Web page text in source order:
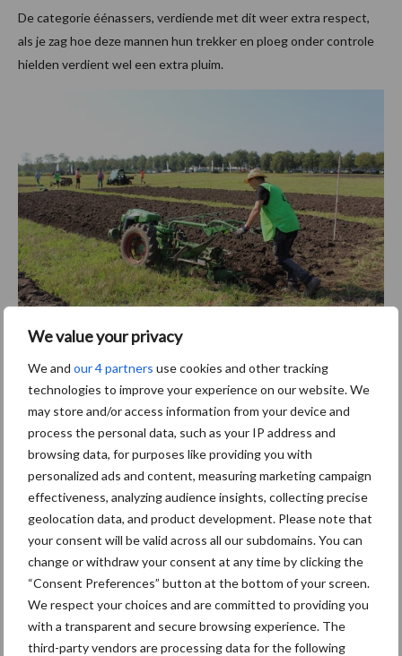
We value your privacy
We and our 4 partners use cookies and other tracking
technologies to improve your experience on our website. We
may store and/or access information from your device and
process the personal data, such as your IP address and
browsing data, for purposes like providing you with
personalized ads and content, measuring marketing campaign
effectiveness, analyzing audience insights, collecting precise
geolocation data, and product development. Please note that
your consent will be valid across all our subdomains. You can
change or withdraw your consent at any time by clicking the
“Consent Preferences” button at the bottom of your screen.
We respect your choices and are committed to providing you
with a transparent and secure browsing experience. The
third-party vendors are processing data for the following
De categorie éénassers, verdiende met dit weer extra respect,
als je zag hoe deze mannen hun trekker en ploeg onder controle
hielden verdient wel een extra pluim.
Met het warme weer was het buffelen met de éénassige trekkers.
Tekst en beeld: Hendrik Begeman
In de aankomende editie van de Loonwerker (die medio oktober
op de mat valt) staat grondbewerking (en graafwerk) centraal en
zal er ook stil worden gestaan bij ploegen. Wilt u geen editie van
de Loonwerker missen, sluit nu voordelig een abonnement af:
https://www.deloonwerker.nl/abonneren/
De uitslag van de Nationale
Ploegwedstrijden
Er werd geploegd in vier categorieën: